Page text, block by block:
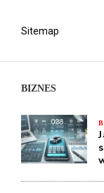
Sitemap
BIZNES